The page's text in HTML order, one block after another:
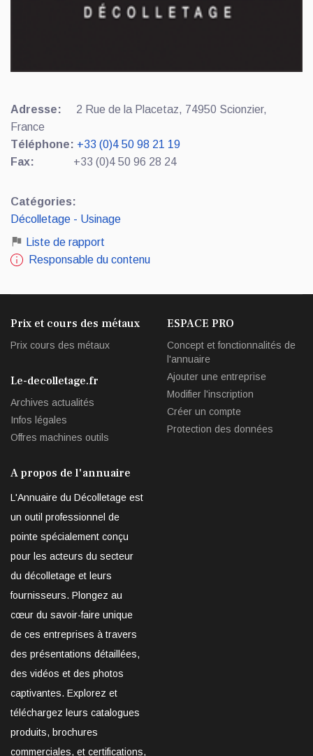
Adresse:
2 Rue de la Placetaz, 74950 Scionzier,
France
Téléphone: +33 (0)4 50 98 21 19
Fax:
+33 (0)4 50 96 28 24
Catégories:
Décolletage - Usinage
Liste de rapport
Responsable du contenu
Prix et cours des métaux
Prix cours des métaux
Le-decolletage.fr
Archives actualités
Infos légales
Offres machines outils
ESPACE PRO
Concept et fonctionnalités de
l'annuaire
Ajouter une entreprise
Modifier l'inscription
Créer un compte
Protection des données
A propos de l'annuaire
L'Annuaire du Décolletage est
un outil professionnel de
pointe spécialement conçu
pour les acteurs du secteur
du décolletage et leurs
fournisseurs. Plongez au
cœur du savoir-faire unique
de ces entreprises à travers
des présentations détaillées,
des vidéos et des photos
captivantes. Explorez et
téléchargez leurs catalogues
produits, brochures
commerciales, et certifications,